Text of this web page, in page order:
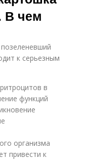
В чем
к серьезным
в
функций
организма
привести к